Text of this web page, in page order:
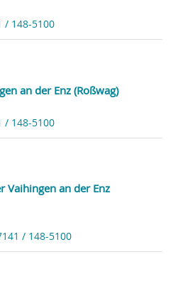
/ 148-5100
an der Enz (Roßwag)
/ 148-5100
Vaihingen an der Enz
/ 148-5100